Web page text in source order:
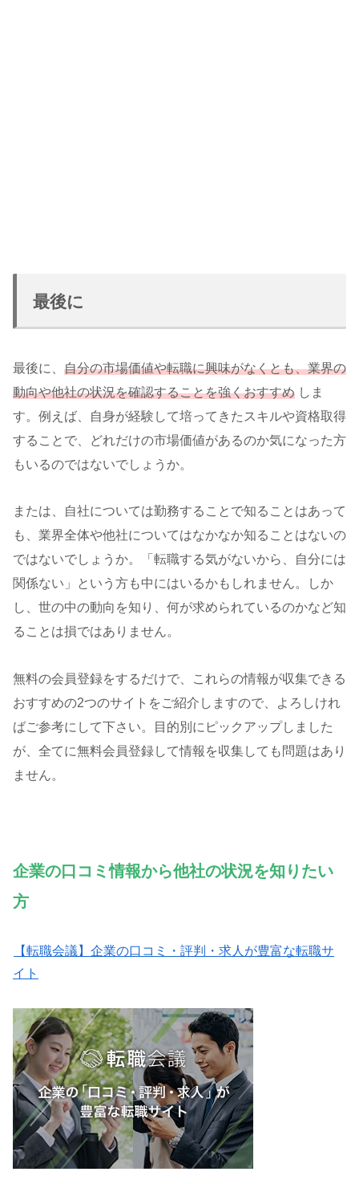
最後に
最後に、 自分の市場価値や転職に興味がなくとも、業界の
動向や他社の状況を確認することを強くおすすめ しま
す。例えば、自身が経験して培ってきたスキルや資格取得
することで、どれだけの市場価値があるのか気になった方
もいるのではないでしょうか。
または、自社については勤務することで知ることはあって
も、業界全体や他社についてはなかなか知ることはないの
ではないでしょうか。「転職する気がないから、自分には
関係ない」という方も中にはいるかもしれません。しか
し、世の中の動向を知り、何が求められているのかなど知
ることは損ではありません。
無料の会員登録をするだけで、これらの情報が収集できる
おすすめの2つのサイトをご紹介しますので、よろしけれ
ばご参考にして下さい。目的別にピックアップしました
が、全てに無料会員登録して情報を収集しても問題はあり
ません。
企業の口コミ情報から他社の状況を知りたい
方
【転職会議】企業の口コミ・評判・求人が豊富な転職サ
イト